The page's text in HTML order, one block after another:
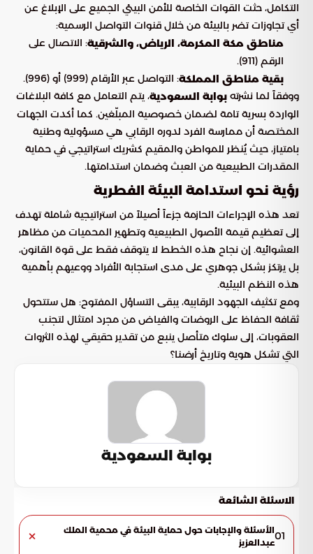
التكامل، حثت القوات الخاصة للأمن البيئي الجميع على الإبلاغ عن
أي تجاوزات تضر بالبيئة من خلال قنوات التواصل الرسمية:
مناطق مكة المكرمة، الرياض، والشرقية: الاتصال على
الرقم (911).
بقية مناطق المملكة: التواصل عبر الأرقام (999) أو (996).
ووفقاً لما نشرته بوابة السعودية، يتم التعامل مع كافة البلاغات
الواردة بسرية تامة لضمان خصوصية المبلّغين. كما أكدت الجهات
المختصة أن ممارسة الفرد لدوره الرقابي هي مسؤولية وطنية
بامتياز، حيث يُنظر للمواطن والمقيم كشريك استراتيجي في حماية
المقدرات الطبيعية من العبث وضمان استدامتها.
رؤية نحو استدامة البيئة الفطرية
تعد هذه الإجراءات الحازمة جزءاً أصيلاً من استراتيجية شاملة تهدف
إلى تعظيم قيمة الأصول الطبيعية وتطهير المحميات من مظاهر
العشوائية. إن نجاح هذه الخطط لا يتوقف فقط على قوة القانون،
بل يرتكز بشكل جوهري على مدى استجابة الأفراد ووعيهم بأهمية
هذه النظم البيئية.
ومع تكثيف الجهود الرقابية، يبقى التساؤل المفتوح: هل ستتحول
ثقافة الحفاظ على الروضات والفياض من مجرد امتثال لتجنب
العقوبات، إلى سلوك متأصل ينبع من تقدير حقيقي لهذه الثروات
التي تشكل هوية وتاريخ أرضنا؟
بوابة السعودية
الاسئلة الشائعة
01الأسئلة والإجابات حول حماية البيئة في محمية الملك
عبدالعزيز